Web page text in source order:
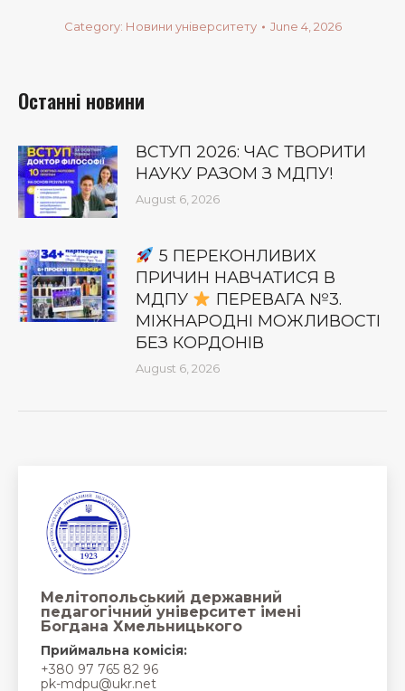
Category: Новини університету June 4, 2026
Останні новини
ВСТУП 2026: ЧАС ТВОРИТИ
НАУКУ РАЗОМ З МДПУ!
August 6, 2026
5 ПЕРЕКОНЛИВИХ
ПРИЧИН НАВЧАТИСЯ В
МДПУ
ПЕРЕВАГА №3.
МІЖНАРОДНІ МОЖЛИВОСТІ
БЕЗ КОРДОНІВ
August 6, 2026
Мелітопольський державний
педагогічний університет імені
Богдана Хмельницького
Приймальна комісія:
+380 97 765 82 96
pk-mdpu@ukr.net